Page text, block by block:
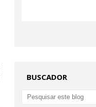
BUSCADOR